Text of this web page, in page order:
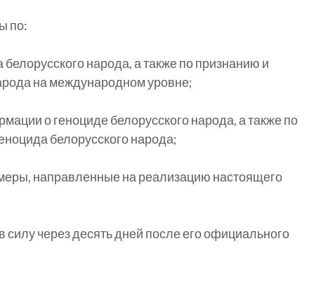
по:
народа, а также по признанию и
на международном уровне;
о геноциде белорусского народа, а также по
белорусского народа;
направленные на реализацию настоящего
силу через десять дней после его официального